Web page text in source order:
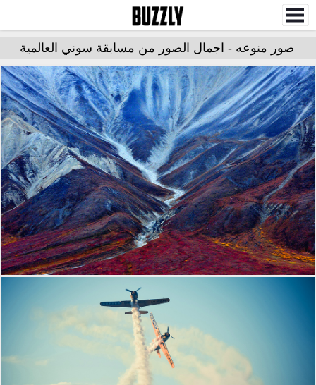
صور منوعه - اجمال الصور من مسابقة سوني العالمية